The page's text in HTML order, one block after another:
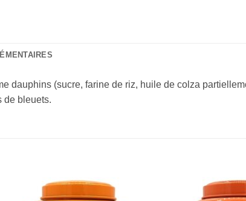
dauphins (sucre, farine de riz, huile de colza
de bleuets.